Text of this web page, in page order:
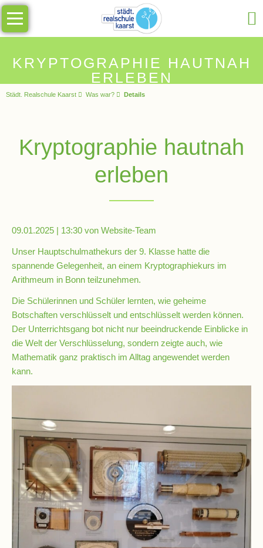
KRYPTOGRAPHIE HAUTNAH
ERLEBEN
Navigation
überspringen
Unsere
Schule
Schulinfos
Allgemeine
Impressionen
Kollegium
Schulsozialarbeit
Hausmeister
Übermittagsbetreuung
Schulpflegschaft
Förderverein
Städt. Realschule Kaarst Was war? Details
Kryptographie hautnah
erleben
09.01.2025 | 13:30 von Website-Team
Unser Hauptschulmathekurs der 9. Klasse hatte die
spannende Gelegenheit, an einem Kryptographiekurs im
Arithmeum in Bonn teilzunehmen.
Die Schülerinnen und Schüler lernten, wie geheime
Botschaften verschlüsselt und entschlüsselt werden können.
Der Unterrichtsgang bot nicht nur beeindruckende Einblicke in
die Welt der Verschlüsselung, sondern zeigte auch, wie
Mathematik ganz praktisch im Alltag angewendet werden
kann.